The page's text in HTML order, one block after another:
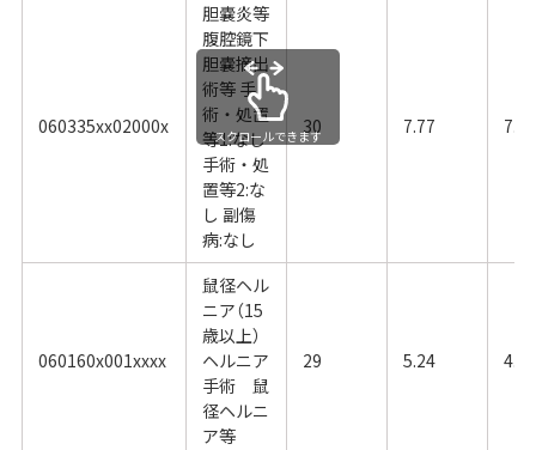
060335xx02000x
胆嚢炎等
腹腔鏡下
胆嚢摘出
術等 手
術・処置
等1:なし
手術・処
置等2:な
し 副傷
病:なし
30 7.77 7.23
060160x001xxxx
鼠径ヘル
ニア（15
歳以上）
ヘルニア
手術 鼠
径ヘルニ
ア等
29 5.24 4.86
スクロールできます